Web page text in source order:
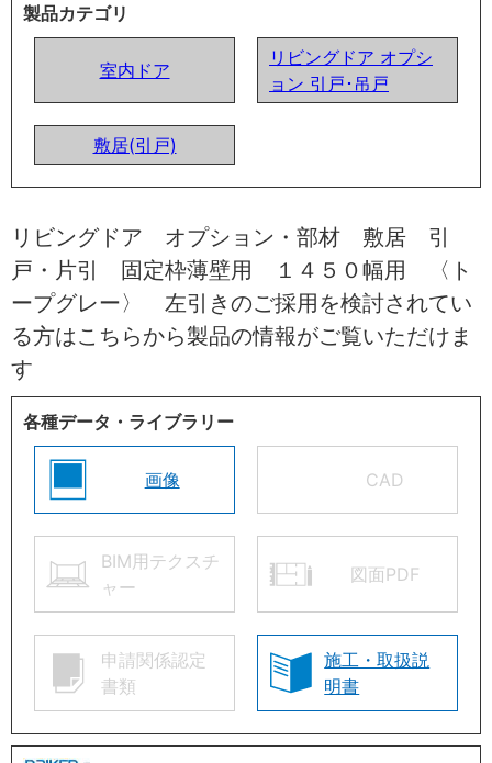
製品カテゴリ
室内ドア
リビングドア オプシ
ョン 引戸･吊戸
敷居(引戸)
リビングドア オプション・部材 敷居 引
戸・片引 固定枠薄壁用 １４５０幅用 〈ト
ープグレー〉 左引きのご採用を検討されてい
る方はこちらから製品の情報がご覧いただけま
す
各種データ・ライブラリー
画像 CAD
BIM用テクスチ
ャー
図面PDF
申請関係認定
書類
施工・取扱説
明書